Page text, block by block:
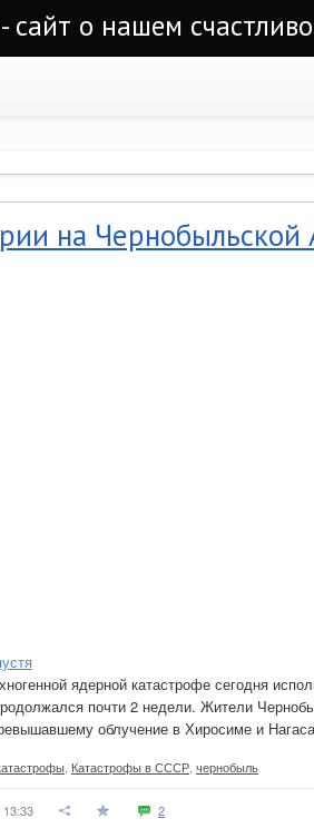
сайт о нашем
на
ядерной катастрофе сегодня
почти 2 недели. Жители
облучение в Хиросиме и
Катастрофы в СССР чернобыль
13:33 2